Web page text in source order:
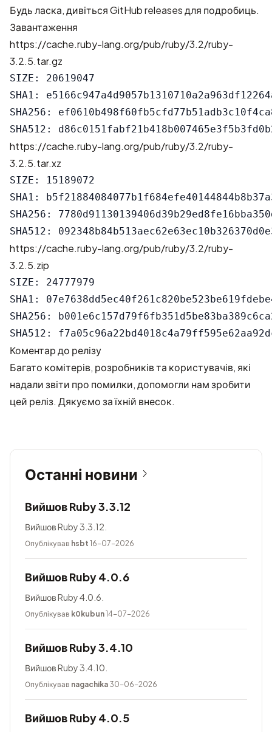
Будь ласка, дивітьсяGitHub releasesдля подробиць.
Завантаження
https://cache.ruby-lang.org/pub/ruby/3.2/ruby-
3.2.5.tar.gz
SIZE: 20619047
SHA1:
SHA256:
https://cache.ruby-lang.org/pub/ruby/3.2/ruby-
3.2.5.tar.xz
SIZE: 15189072
SHA1:
SHA256:
https://cache.ruby-lang.org/pub/ruby/3.2/ruby-
3.2.5.zip
SIZE: 24777979
SHA1:
SHA256:
Коментар до релізу
Багато комітерів, розробників та користувачів, які
надали звіти про помилки, допомогли нам зробити
цей реліз. Дякуємо за їхній внесок.
Останні новини
Вийшов Ruby 3.3.12
Вийшов Ruby 3.3.12.
Опублікував hsbt 16-07-2026
Вийшов Ruby 4.0.6
Вийшов Ruby 4.0.6.
Опублікував k0kubun14-07-2026
Вийшов Ruby 3.4.10
Вийшов Ruby 3.4.10.
Опублікував nagachika 30-06-2026
Вийшов Ruby 4.0.5